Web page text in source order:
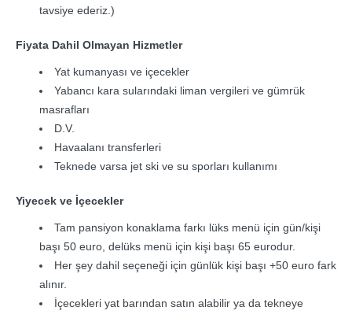
tavsiye ederiz.)
Fiyata Dahil Olmayan Hizmetler
Yat kumanyası ve içecekler
Yabancı kara sularındaki liman vergileri ve gümrük
masrafları
D.V.
Havaalanı transferleri
Teknede varsa jet ski ve su sporları kullanımı
Yiyecek ve İçecekler
Tam pansiyon konaklama farkı lüks menü için gün/kişi
başı 50 euro, delüks menü için kişi başı 65 eurodur.
Her şey dahil seçeneği için günlük kişi başı +50 euro fark
alınır.
İçecekleri yat barından satın alabilir ya da tekneye